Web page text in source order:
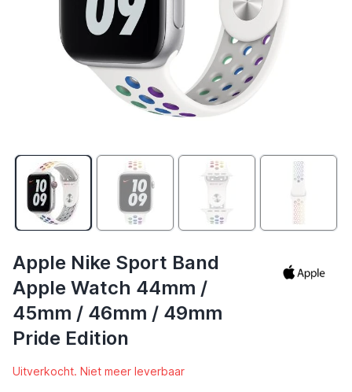
Apple Nike Sport Band
Apple Watch 44mm /
45mm / 46mm / 49mm
Pride Edition
Uitverkocht. Niet meer leverbaar